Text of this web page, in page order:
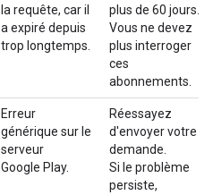
la requête, car il
a expiré depuis
trop longtemps.
plus de 60 jours.
Vous ne devez
plus interroger
ces
abonnements.
Erreur
générique sur le
serveur
Google Play.
Réessayez
d'envoyer votre
demande.
Si le problème
persiste,